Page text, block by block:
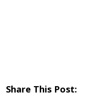
Share This Post: